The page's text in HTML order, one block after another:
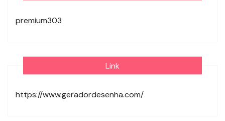
premium303
Link
https://www.geradordesenha.com/